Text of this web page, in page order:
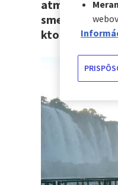
atmosféru.
sme pre vás
ktoré vám